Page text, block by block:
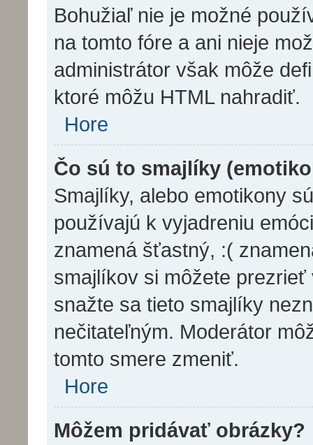
Bohužiaľ nie je možné
na tomto fóre a ani nieje
administrátor však môže
ktoré môžu HTML nahradiť.
Hore
Čo sú to smajlíky
Smajlíky, alebo emotikony
používajú k vyjadreniu
znamená šťastný, :(
smajlíkov si môžete
snažte sa tieto smajlíky
nečitateľným. Moderátor
tomto smere zmeniť.
Hore
Môžem pridávať obrázky?